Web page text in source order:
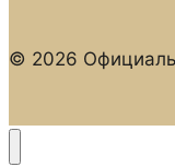
© 2026